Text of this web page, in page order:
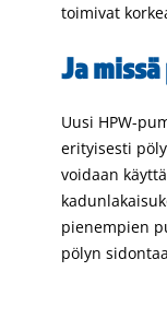
toimivat
Ja
Uusi HPW-
erityisesti
voidaan
pienempien
pölyn